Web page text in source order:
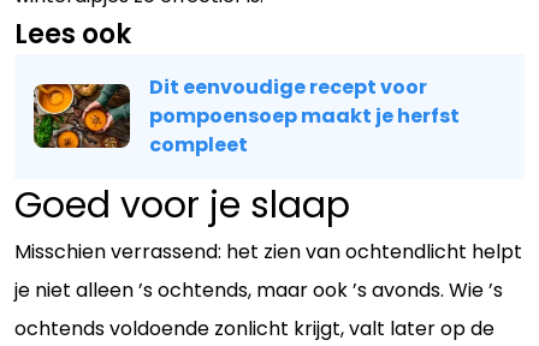
Lees ook
Dit eenvoudige recept voor
pompoensoep maakt je herfst
compleet
Goed voor je slaap
Misschien verrassend: het zien van ochtendlicht helpt
je niet alleen ’s ochtends, maar ook ’s avonds. Wie ’s
ochtends voldoende zonlicht krijgt, valt later op de